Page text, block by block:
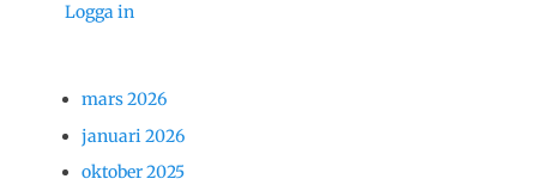
Logga in
mars 2026
januari 2026
oktober 2025